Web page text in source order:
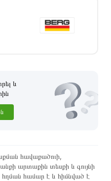
է և համպատասխանում է
ապրանքի վերադարձը
և
հավաքածուի,
արտաքին տեսքի և գույնի
հղման համար է և հիմնված է